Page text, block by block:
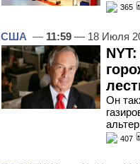
365
США — 11:59 — 18 Июля
Он
407